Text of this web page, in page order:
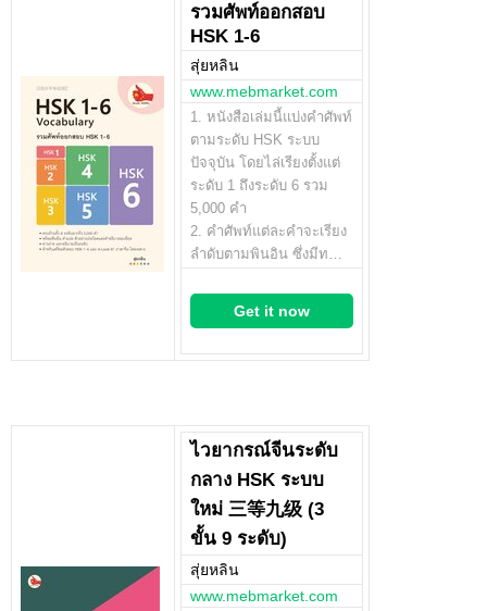
รวมศัพท์ออกสอบ
HSK 1-6
สุ่ยหลิน
www.mebmarket.com
1. หนังสือเล่มนี้แบ่งคำศัพท์
ตามระดับ HSK ระบบ
ปัจจุบัน โดยไล่เรียงตั้งแต่
ระดับ 1 ถึงระดับ 6 รวม
5,000 คำ
2. คำศัพท์แต่ละคำจะเรียง
ลำดับตามพินอิน ซึ่งมีท…
Get it now
ไวยากรณ์จีนระดับ
กลาง HSK ระบบ
ใหม่ 三等九级 (3
ขั้น 9 ระดับ)
สุ่ยหลิน
www.mebmarket.com